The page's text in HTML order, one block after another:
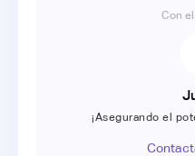
Con
¡Asegurando el